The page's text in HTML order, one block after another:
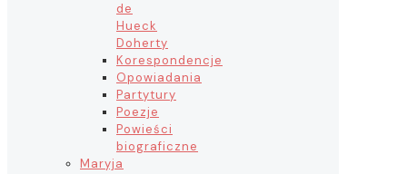
de
Hueck
Doherty
Korespondencje
Opowiadania
Partytury
Poezje
Powieści
biograficzne
Maryja